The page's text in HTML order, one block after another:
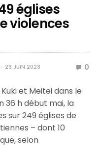
églises
violences
23 JUIN 2023 0
et Meitei dans le
36 h début mai, la
sur 249 églises de
– dont 10
selon